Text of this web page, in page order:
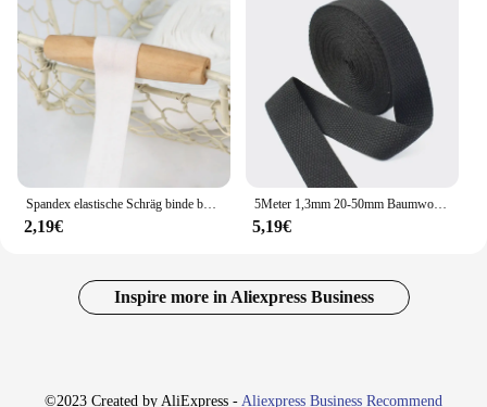
Spandex elastische Schräg binde bänder Band Patchwork Quilten Gurtband Trim Tape Saum Ärmel Schneiderei Näh kante
2,19€
5Meter 1,3mm 20-50mm Baumwoll band für Taschen riemen Rucksack Etikett Band Band Kleidung Schräg bindung DIY Näh zubehör
5,19€
Inspire more in Aliexpress Business
©2023 Created by AliExpress - Aliexpress Business Recommend